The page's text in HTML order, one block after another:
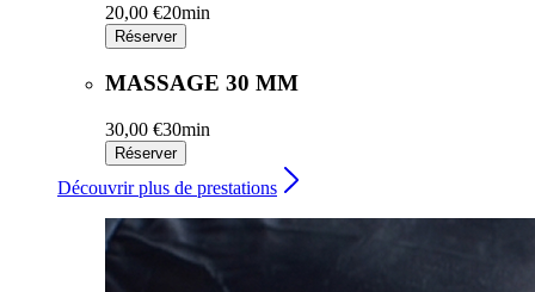
20,00 €20min
Réserver
MASSAGE 30 MM
30,00 €30min
Réserver
Découvrir plus de prestations